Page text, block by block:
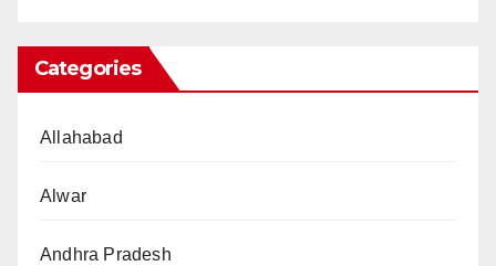
Categories
Allahabad
Alwar
Andhra Pradesh